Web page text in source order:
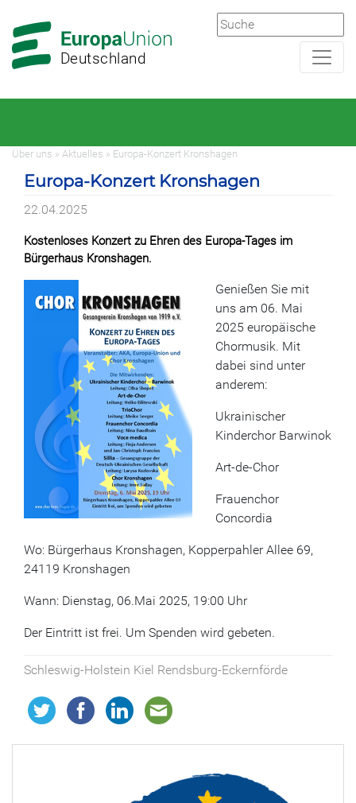
Hauptnavigation
Hauptbereich
Deutschland
Über uns » Aktuelles » Europa-Konzert Kronshagen
Europa-Konzert Kronshagen
22.04.2025
Kostenloses Konzert zu Ehren des Europa-Tages im
Bürgerhaus Kronshagen.
Genießen Sie mit
uns am 06. Mai
2025 europäische
Chormusik. Mit
dabei sind unter
anderem:
Ukrainischer
Kinderchor Barwinok
Art-de-Chor
Frauenchor
Concordia
Wo: Bürgerhaus Kronshagen, Kopperpahler Allee 69,
24119 Kronshagen
Wann: Dienstag, 06.Mai 2025, 19:00 Uhr
Der Eintritt ist frei. Um Spenden wird gebeten.
Schleswig-Holstein Kiel Rendsburg-Eckernförde